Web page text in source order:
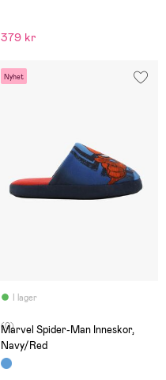
379 kr
Nyhet
I lager
(0)
Marvel Spider-Man Inneskor,
Navy/Red